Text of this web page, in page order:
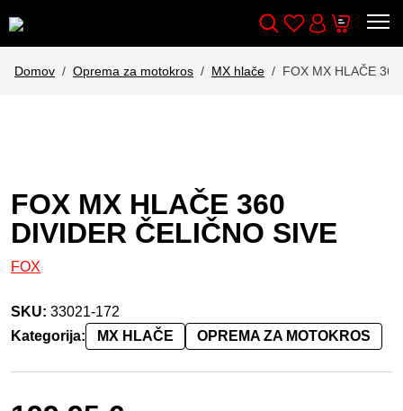
Wishlist
Account
Cart
Domov Oprema za motokros MX hlače FOX MX HLAČE
FOX MX HLAČE 360
DIVIDER ČELIČNO SIVE
FOX
SKU: 33021-172
Kategorija:
MX HLAČE OPREMA ZA MOTOKROS